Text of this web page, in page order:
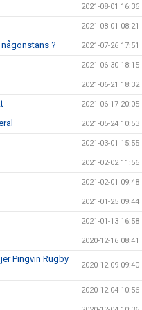
2021-08-01 16:36
2021-08-01 08:21
? 2021-07-26 17:51
2021-06-30 18:15
2021-06-21 18:32
2021-06-17 20:05
2021-05-24 10:53
2021-03-01 15:55
2021-02-02 11:56
2021-02-01 09:48
2021-01-25 09:44
2021-01-13 16:58
2020-12-16 08:41
Pingvin Rugby
2020-12-09 09:40
2020-12-04 10:56